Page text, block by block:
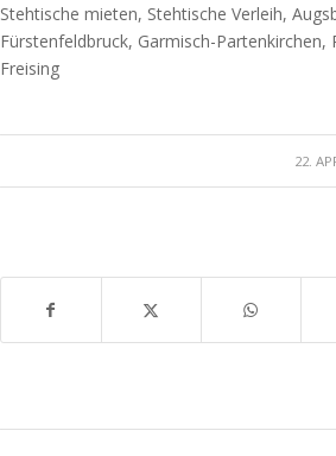
Stehtische mieten, Stehtische Verleih,
Fürstenfeldbruck, Garmisch-
Freising
22. /